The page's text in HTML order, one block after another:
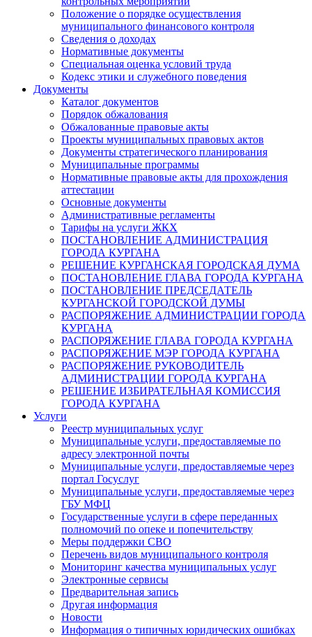
Положение о порядке осуществления
муниципального финансового контроля
Сведения о доходах
Нормативные документы
Специальная оценка условий труда
Кодекс этики и служебного поведения
Документы
Каталог документов
Порядок обжалования
Обжалованные правовые акты
Проекты муниципальных правовых актов
Документы стратегического планирования
Муниципальные программы
Нормативные правовые акты для прохождения
аттестации
Основные документы
Административные регламенты
Тарифы на услуги ЖКХ
ПОСТАНОВЛЕНИЕ АДМИНИСТРАЦИЯ
ГОРОДА КУРГАНА
РЕШЕНИЕ КУРГАНСКАЯ ГОРОДСКАЯ ДУМА
ПОСТАНОВЛЕНИЕ ГЛАВА ГОРОДА КУРГАНА
ПОСТАНОВЛЕНИЕ ПРЕДСЕДАТЕЛЬ
КУРГАНСКОЙ ГОРОДСКОЙ ДУМЫ
РАСПОРЯЖЕНИЕ АДМИНИСТРАЦИИ ГОРОДА
КУРГАНА
РАСПОРЯЖЕНИЕ ГЛАВА ГОРОДА КУРГАНА
РАСПОРЯЖЕНИЕ МЭР ГОРОДА КУРГАНА
РАСПОРЯЖЕНИЕ РУКОВОДИТЕЛЬ
АДМИНИСТРАЦИИ ГОРОДА КУРГАНА
РЕШЕНИЕ ИЗБИРАТЕЛЬНАЯ КОМИССИЯ
ГОРОДА КУРГАНА
Услуги
Реестр муниципальных услуг
Муниципальные услуги, предоставляемые по
адресу электронной почты
Муниципальные услуги, предоставляемые через
портал Госуслуг
Муниципальные услуги, предоставляемые через
ГБУ МФЦ
Государственные услуги в сфере переданных
полномочий по опеке и попечительству
Меры поддержки СВО
Перечень видов муниципального контроля
Мониторинг качества муниципальных услуг
Электронные сервисы
Предварительная запись
Другая информация
Новости
Информация о типичных юридических ошибках